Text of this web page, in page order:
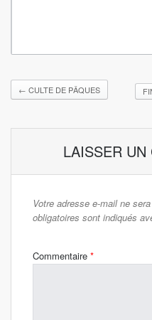
← CULTE DE PÂQUES
LAISSER
Votre adresse e-mail ne
obligatoires sont indiqués
Commentaire *